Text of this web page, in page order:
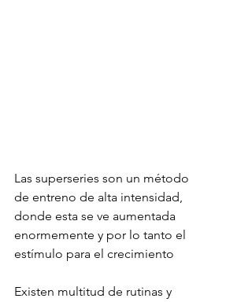
Las superseries son un método
de entreno de alta intensidad,
donde esta se ve aumentada
enormemente y por lo tanto el
estímulo para el crecimiento
Existen multitud de rutinas y